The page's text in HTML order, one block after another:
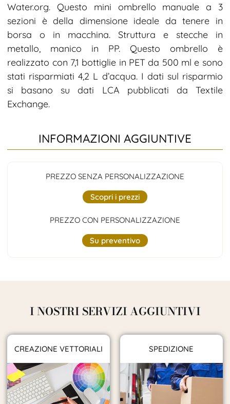
Water.org. Questo mini ombrello manuale a 3
sezioni è della dimensione ideale da tenere in
borsa o in macchina. Struttura e stecche in
metallo, manico in PP. Questo ombrello è
realizzato con 7,1 bottiglie in PET da 500 ml e sono
stati risparmiati 4,2 L d’acqua. I dati sul risparmio
si basano su dati LCA pubblicati da Textile
Exchange.
INFORMAZIONI AGGIUNTIVE
PREZZO SENZA PERSONALIZZAZIONE
Scopri i prezzi
PREZZO CON PERSONALIZZAZIONE
Su preventivo
I NOSTRI SERVIZI AGGIUNTIVI
CREAZIONE VETTORIALI SPEDIZIONE